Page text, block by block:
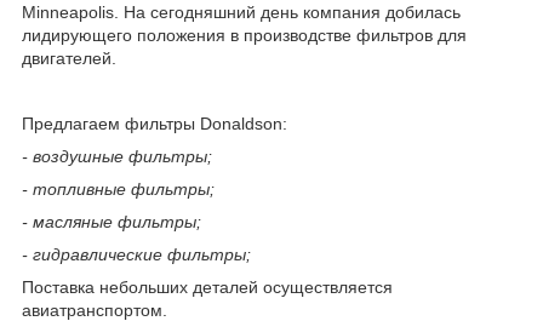
Minneapolis. На сегодняшний день компания добилась
лидирующего положения в производстве фильтров для
двигателей.
Предлагаем фильтры Donaldson:
- воздушные фильтры;
- топливные фильтры;
- масляные фильтры;
- гидравлические фильтры;
Поставка небольших деталей осуществляется
авиатранспортом.